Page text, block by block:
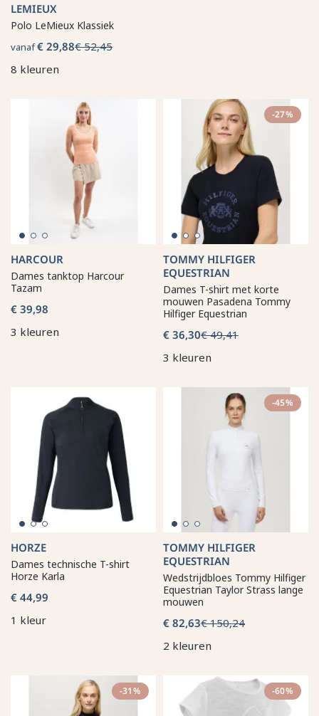
LEMIEUX
Polo LeMieux Klassiek
vanaf€ 29,88€ 52,45
8 kleuren
HARCOUR
Dames tanktop Harcour
Tazam
€ 39,98
3 kleuren
-27%
TOMMY HILFIGER
EQUESTRIAN
Dames T-shirt met korte
mouwen Pasadena Tommy
Hilfiger Equestrian
€ 36,30€ 49,41
3 kleuren
HORZE
Dames technische T-shirt
Horze Karla
€ 44,99
1 kleur
-45%
TOMMY HILFIGER
EQUESTRIAN
Wedstrijdbloes Tommy Hilfiger
Equestrian Taylor Strass lange
mouwen
€ 82,63€ 150,24
2 kleuren
-31% -60%